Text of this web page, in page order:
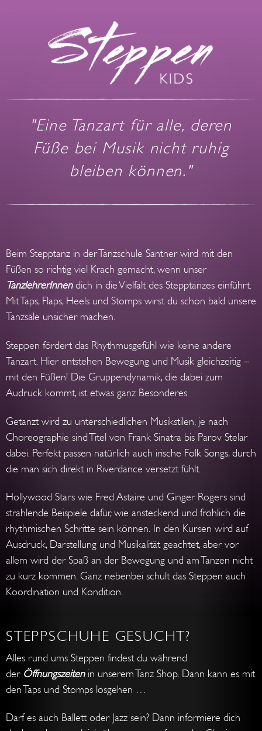
"Eine Tanzart für alle, deren
Füße bei Musik nicht ruhig
bleiben können."
Beim Stepptanz in der Tanzschule Santner wird mit den
Füßen so richtig viel Krach gemacht, wenn unser
TanzlehrerInnendich in die Vielfalt des Stepptanzes einführt.
Mit Taps, Flaps, Heels und Stomps wirst du schon bald unsere
Tanzsäle unsicher machen.
Steppen fördert das Rhythmusgefühl wie keine andere
Tanzart. Hier entstehen Bewegung und Musik gleichzeitig –
mit den Füßen! Die Gruppendynamik, die dabei zum
Audruck kommt, ist etwas ganz Besonderes.
Getanzt wird zu unterschiedlichen Musikstilen, je nach
Choreographie sind Titel von Frank Sinatra bis Parov Stelar
dabei. Perfekt passen natürlich auch irische Folk Songs, durch
die man sich direkt in Riverdance versetzt fühlt.
Hollywood Stars wie Fred Astaire und Ginger Rogers sind
strahlende Beispiele dafür, wie ansteckend und fröhlich die
rhythmischen Schritte sein können. In den Kursen wird auf
Ausdruck, Darstellung und Musikalität geachtet, aber vor
allem wird der Spaß an der Bewegung und am Tanzen nicht
zu kurz kommen. Ganz nebenbei schult das Steppen auch
Koordination und Kondition.
STEPPSCHUHE GESUCHT?
Alles rund ums Steppen findest du während
der Öffnungszeitenin unserem Tanz Shop. Dann kann es mit
den Taps und Stomps losgehen …
Darf es auch Ballett oder Jazz sein? Dann informiere dich